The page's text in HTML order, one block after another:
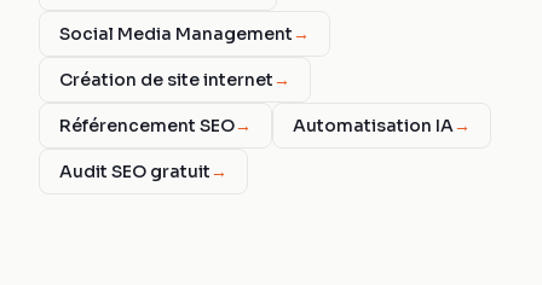
Social Media Management→
Création de site internet→
Référencement SEO→ Automatisation IA→
Audit SEO gratuit→